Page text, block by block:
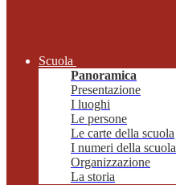
Scuola
Panoramica
Presentazione
I luoghi
Le persone
Le carte della scuola
I numeri della scuola
Organizzazione
La storia